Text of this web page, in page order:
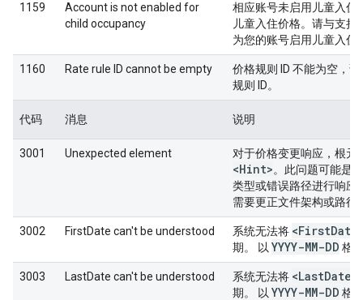
1159
Account is not enabled for
child occupancy
相应账号未启用儿童入住
儿童入住价格。请与支持
为您的账号启用儿童入住
1160 Rate rule ID cannot be empty
价格规则 ID 不能为空，
规则 ID。
代码 消息 说明
3001 Unexpected element 对于价格变更响应，根元
<Hint>。此问题可能是
类型或错误路径进行响应
需要更正文件架构或路径
3002 FirstDate can't be understood 系统无法将 <First
期。 以 YYYY-MM-DD 格
3003 LastDate can't be understood 系统无法将 <LastDate>
期。 以 YYYY-MM-DD 格